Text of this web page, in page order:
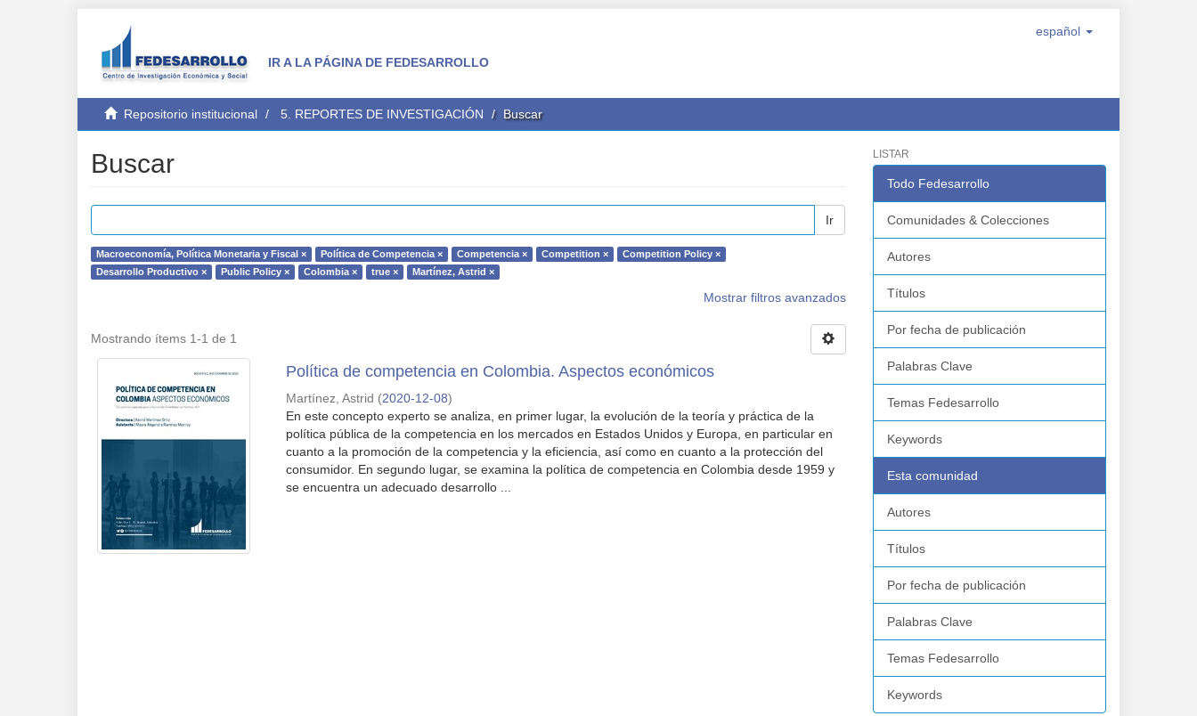
IR A LA PÁGINA DE FEDESARROLLO
español
Repositorio institucional 5. REPORTES DE INVESTIGACIÓN Buscar
Buscar
Ir
Macroeconomía, Política Monetaria y Fiscal × Política de Competencia × Competencia × Competition ×
Competition Policy ×
Desarrollo Productivo ×
Public Policy × Colombia × true × Martínez, Astrid ×
Mostrar filtros avanzados
Mostrando ítems 1-1 de 1
Política de competencia en Colombia. Aspectos económicos
Martínez, Astrid (2020-12-08)
En este concepto experto se analiza, en primer lugar, la evolución de la teoría y práctica de la
política pública de la competencia en los mercados en Estados Unidos y Europa, en particular en
cuanto a la promoción de la competencia y la eficiencia, así como en cuanto a la protección del
consumidor. En segundo lugar, se examina la política de competencia en Colombia desde 1959 y
se encuentra un adecuado desarrollo ...
LISTAR
Todo Fedesarrollo
Comunidades & Colecciones
Autores
Títulos
Por fecha de publicación
Palabras Clave
Temas Fedesarrollo
Keywords
Esta comunidad
Autores
Títulos
Por fecha de publicación
Palabras Clave
Temas Fedesarrollo
Keywords